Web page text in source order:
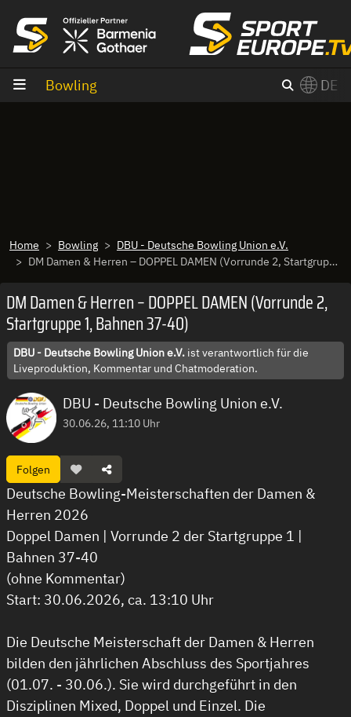
Bowling DE
Home Bowling
DBU - Deutsche Bowling Union e.V.
DM Damen & Herren – DOPPEL DAMEN (Vorrunde 2, Startgruppe 1, Bahnen 37-40)
DM Damen & Herren – DOPPEL DAMEN (Vorrunde 2,
Startgruppe 1, Bahnen 37-40)
DBU - Deutsche Bowling Union e.V. ist verantwortlich für die
Liveproduktion, Kommentar und Chatmoderation.
DBU - Deutsche Bowling Union e.V.
30.06.26, 11:10 Uhr
Folgen
Deutsche Bowling-Meisterschaften der Damen &
Herren 2026
Doppel Damen | Vorrunde 2 der Startgruppe 1 |
Bahnen 37-40
(ohne Kommentar)
Start: 30.06.2026, ca. 13:10 Uhr
Die Deutsche Meisterschaft der Damen & Herren
bilden den jährlichen Abschluss des Sportjahres
(01.07. - 30.06.). Sie wird durchgeführt in den
Disziplinen Mixed, Doppel und Einzel. Die